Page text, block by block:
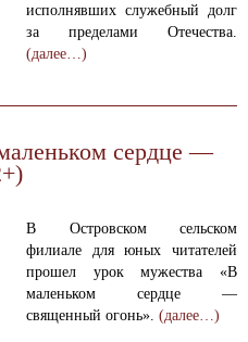
исполнявших служебный долг
за пределами Отечества.
(далее…)
сердце —
В Островском сельском
филиале для юных читателей
прошел урок мужества «В
маленьком сердце —
священный огонь».(далее…)